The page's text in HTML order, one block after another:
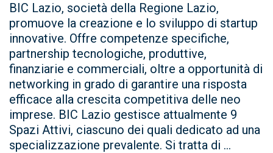
BIC Lazio, società della Regione Lazio,
promuove la creazione e lo sviluppo di startup
innovative. Offre competenze specifiche,
partnership tecnologiche, produttive,
finanziarie e commerciali, oltre a opportunità di
networking in grado di garantire una risposta
efficace alla crescita competitiva delle neo
imprese. BIC Lazio gestisce attualmente 9
Spazi Attivi, ciascuno dei quali dedicato ad una
specializzazione prevalente. Si tratta di ...